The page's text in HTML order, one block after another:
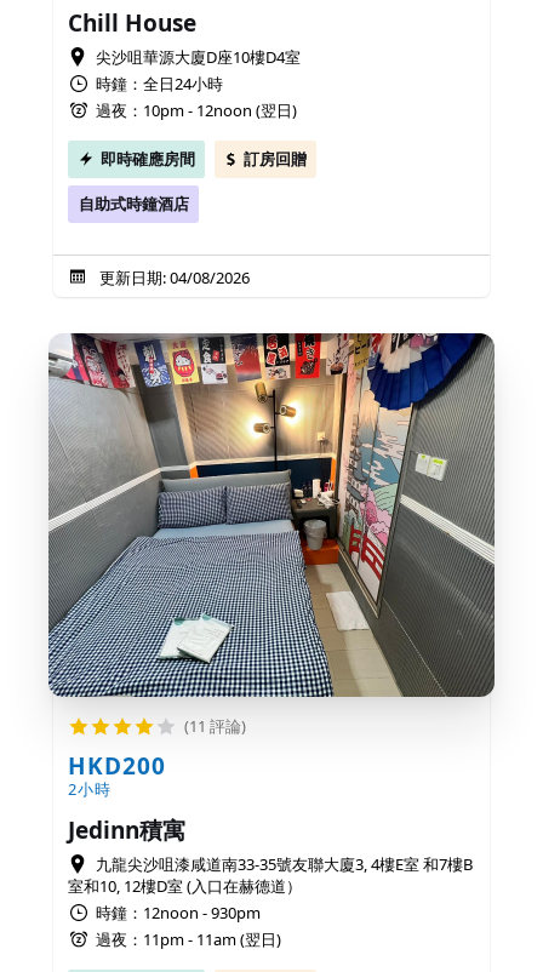
Chill House
尖沙咀華源大廈D座10樓D4室
時鐘：全日24小時
過夜：10pm - 12noon (翌日)
即時確應房間 訂房回贈
自助式時鐘酒店
更新日期: 04/08/2026
(11 評論)
HKD200
2小時
Jedinn積寓
九龍尖沙咀漆咸道南33-35號友聯大廈3, 4樓E室 和7樓B
室和10, 12樓D室 (入口在赫德道）
時鐘：12noon - 930pm
過夜：11pm - 11am (翌日)